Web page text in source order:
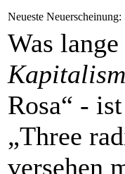
Neueste
Was
Rosa“ -
„Three
versehen